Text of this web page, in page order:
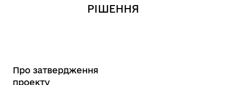
РІШЕННЯ
Про затвердження
проекту